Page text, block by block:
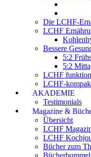
Die LCHF-
LCHF
Bessere
5:2
5:2
LCHF
LCHF-
AKADEMIE
Testimonials
Magazine &
Übersicht
LCHF
LCHF
Bücher zum